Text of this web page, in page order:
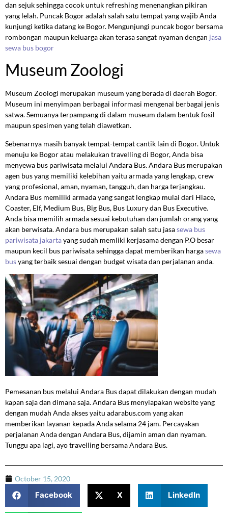
dan sejuk sehingga cocok untuk refreshing menenangkan pikiran
yang lelah. Puncak Bogor adalah salah satu tempat yang wajib Anda
kunjungi ketika datang ke Bogor. Mengunjungi puncak bogor bersama
rombongan maupun keluarga akan terasa sangat nyaman dengan jasa
sewa bus bogor
Museum Zoologi
Museum Zoologi merupakan museum yang berada di daerah Bogor.
Museum ini menyimpan berbagai informasi mengenai berbagai jenis
satwa. Semuanya terpampang di dalam museum dalam bentuk fosil
maupun spesimen yang telah diawetkan.
Sebenarnya masih banyak tempat-tempat cantik lain di Bogor. Untuk
menuju ke Bogor atau melakukan travelling di Bogor, Anda bisa
menyewa bus pariwisata melalui Andara Bus. Andara Bus merupakan
agen bus yang memiliki kelebihan yaitu armada yang lengkap, crew
yang profesional, aman, nyaman, tangguh, dan harga terjangkau.
Andara Bus memiliki armada yang sangat lengkap mulai dari Hiace,
Coaster, Elf, Medium Bus, Big Bus, Bus Luxury dan Bus Executive.
Anda bisa memilih armada sesuai kebutuhan dan jumlah orang yang
akan berwisata. Andara bus merupakan salah satu jasasewa bus
pariwisata jakartayang sudah memliki kerjasama dengan P.O besar
maupun kecil bus pariwisata sehingga dapat memberikan hargasewa
busyang terbaik sesuai dengan budget wisata dan perjalanan anda.
Pemesanan bus melalui Andara Bus dapat dilakukan dengan mudah
kapan saja dan dimana saja. Andara Bus menyiapakan website yang
dengan mudah Anda akses yaitu adarabus.com yang akan
memberikan layanan kepada Anda selama 24 jam. Percayakan
perjalanan Anda dengan Andara Bus, dijamin aman dan nyaman.
Tunggu apa lagi, ayo travelling bersama Andara Bus.
October 15, 2020
Facebook X LinkedIn